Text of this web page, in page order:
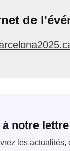
de
notre
les